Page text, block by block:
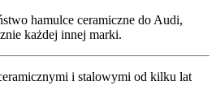
hamulce ceramiczne do Audi,
każdej innej marki.
i stalowymi od kilku lat